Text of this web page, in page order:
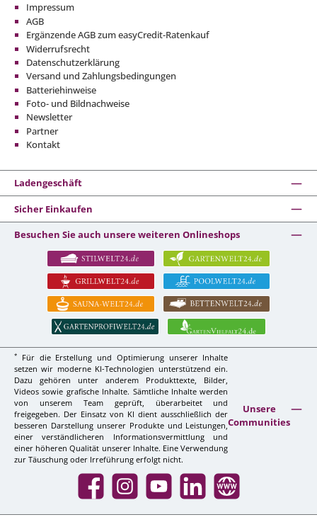
Impressum
AGB
Ergänzende AGB zum easyCredit-Ratenkauf
Widerrufsrecht
Datenschutzerklärung
Versand und Zahlungsbedingungen
Batteriehinweise
Foto- und Bildnachweise
Newsletter
Partner
Kontakt
Ladengeschäft
Sicher Einkaufen
Besuchen Sie auch unsere weiteren Onlineshops
*
Für die Erstellung und Optimierung unserer Inhalte
setzen wir moderne KI-Technologien unterstützend ein.
Dazu gehören unter anderem Produkttexte, Bilder,
Videos sowie grafische Inhalte. Sämtliche Inhalte werden
von unserem Team geprüft, überarbeitet und
freigegeben. Der Einsatz von KI dient ausschließlich der
besseren Darstellung unserer Produkte und Leistungen,
einer verständlicheren Informationsvermittlung und
einer höheren Qualität unserer Inhalte. Eine Verwendung
zur Täuschung oder Irreführung erfolgt nicht.
Unsere
Communities
Facebook InstagramYouTube LinkedIn Website